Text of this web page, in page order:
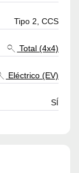
Tipo 2, CCS
Total (4x4)
Eléctrico (EV)
SÍ